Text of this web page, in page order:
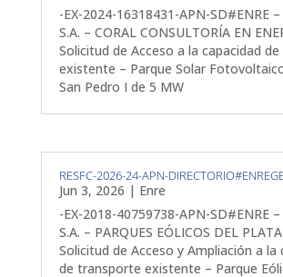
-EX-2024-16318431-APN-SD#ENRE –
S.A. – CORAL CONSULTORÍA EN
Solicitud de Acceso a la capacidad
existente – Parque Solar
San Pedro I de 5 MW
RESFC-2026-24-APN-
Jun 3, 2026 | Enre
-EX-2018-40759738-APN-SD#ENRE
S.A. – PARQUES EÓLICOS DEL
Solicitud de Acceso y Ampliación a la
de transporte existente – Parque